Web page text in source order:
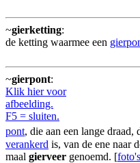
~gierketting:
de ketting waarmee een
~gierpont:
Klik hier voor
afbeelding.
F5 = sluiten.
pont, die aan een lange draad,
verankerd is, van de ene naar
maal gierveer genoemd. [foto's